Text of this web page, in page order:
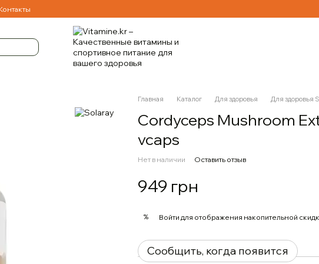
Главная Каталог Для здоровья Для здоровья
Cordyceps Mushroom
vcaps
Нет в наличии Оставить отзыв
949 грн
% Войти для отображения накопительной
Сообщить, когда появится